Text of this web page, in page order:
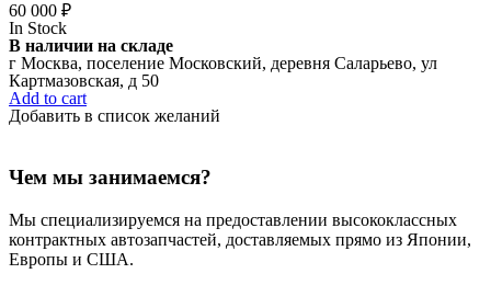
60 000 ₽
In Stock
В наличии на складе
г Москва, поселение Московский, деревня Саларьево, ул
Картмазовская, д 50
Add to cart
Добавить в список желаний
Чем мы занимаемся?
Мы специализируемся на предоставлении высококлассных
контрактных автозапчастей, доставляемых прямо из Японии,
Европы и США.